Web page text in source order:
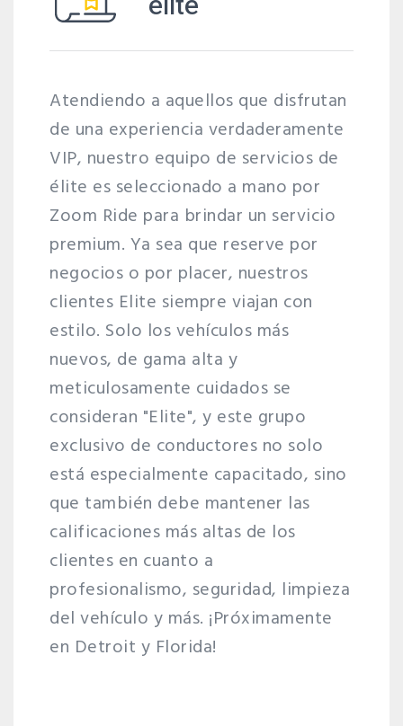
Atendiendo a aquellos que disfrutan
de una experiencia verdaderamente
VIP, nuestro equipo de servicios de
élite es seleccionado a mano por
Zoom Ride para brindar un servicio
premium. Ya sea que reserve por
negocios o por placer, nuestros
clientes Elite siempre viajan con
estilo. Solo los vehículos más
nuevos, de gama alta y
meticulosamente cuidados se
consideran "Elite", y este grupo
exclusivo de conductores no solo
está especialmente capacitado, sino
que también debe mantener las
calificaciones más altas de los
clientes en cuanto a
profesionalismo, seguridad, limpieza
del vehículo y más. ¡Próximamente
en Detroit y Florida!